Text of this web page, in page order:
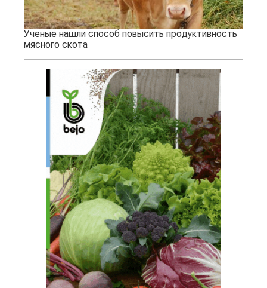
Ученые нашли способ повысить продуктивность
мясного скота